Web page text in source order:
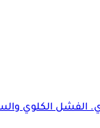
الفشل الكلوي